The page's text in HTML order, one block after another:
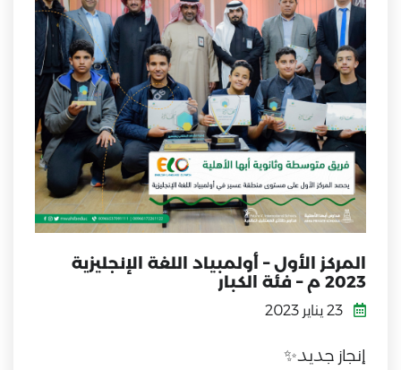
المركز الأول – أولمبياد اللغة الإنجليزية
2023 م – فئة الكبار
إنجاز جديد✨️